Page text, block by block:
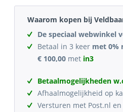
Waarom kopen bij
De speciaal webwinkel
Betaal in 3 keer met 0%
€ 100,00 met in3
Betaalmogelijkheden
Afhaalmogelijkheid op
Versturen met Post.nl en